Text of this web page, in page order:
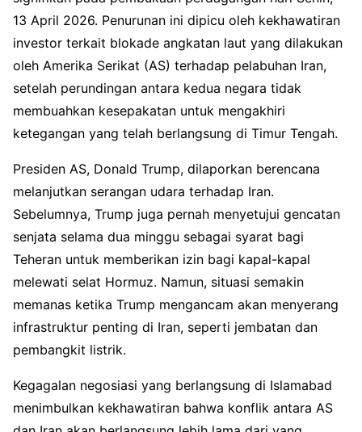
13 April 2026. Penurunan ini dipicu oleh kekhawatiran
investor terkait blokade angkatan laut yang dilakukan
oleh Amerika Serikat (AS) terhadap pelabuhan Iran,
setelah perundingan antara kedua negara tidak
membuahkan kesepakatan untuk mengakhiri
ketegangan yang telah berlangsung di Timur Tengah.
Presiden AS, Donald Trump, dilaporkan berencana
melanjutkan serangan udara terhadap Iran.
Sebelumnya, Trump juga pernah menyetujui gencatan
senjata selama dua minggu sebagai syarat bagi
Teheran untuk memberikan izin bagi kapal-kapal
melewati selat Hormuz. Namun, situasi semakin
memanas ketika Trump mengancam akan menyerang
infrastruktur penting di Iran, seperti jembatan dan
pembangkit listrik.
Kegagalan negosiasi yang berlangsung di Islamabad
menimbulkan kekhawatiran bahwa konflik antara AS